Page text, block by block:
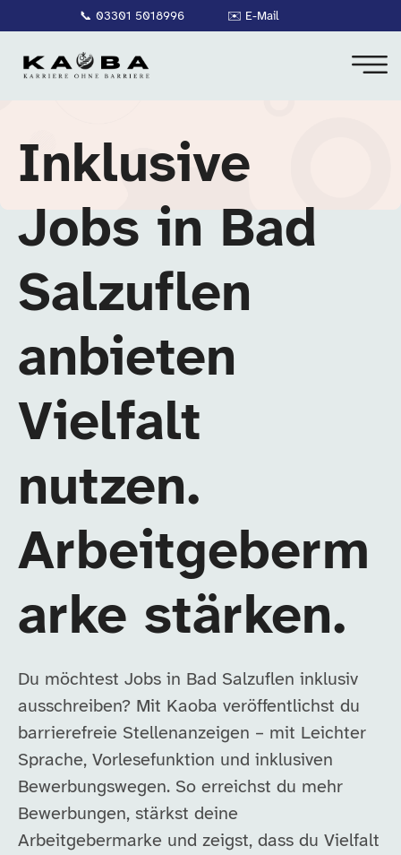
📞 03301 5018996 ✉️ E-Mail
Inklusive
Jobs in Bad
Salzuflen
anbieten
Vielfalt
nutzen.
Arbeitgeberm
arke stärken.
Du möchtest Jobs in Bad Salzuflen inklusiv
ausschreiben? Mit Kaoba veröffentlichst du
barrierefreie Stellenanzeigen – mit Leichter
Sprache, Vorlesefunktion und inklusiven
Bewerbungswegen. So erreichst du mehr
Bewerbungen, stärkst deine
Arbeitgebermarke und zeigst, dass du Vielfalt